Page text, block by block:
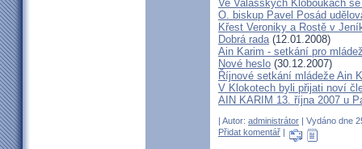
Ve Valašských Kloboukách
O. biskup Pavel Posád
Křest Veroniky a Rostě v
Dobrá rada(12.01.2008)
Ain Karim - setkání pro
Nové heslo (30.12.2007)
Říjnové setkání mládeže Ain
V Klokotech byli přijati noví
AIN KARIM 13. října 2007 u
| Autor: administrátor | Vydáno dne
Přidat komentář |